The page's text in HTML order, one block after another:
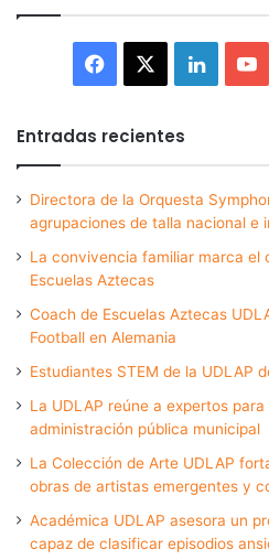
Facebook
Entradas recientes
Directora de la Orquesta
agrupaciones de talla nacional e
La convivencia familiar marca el
Escuelas Aztecas
Coach de Escuelas Aztecas
Football en Alemania
Estudiantes STEM de la UDLAP
La UDLAP reúne a expertos
administración pública municipal
La Colección de Arte UDLAP
obras de artistas emergentes y
Académica UDLAP asesora un
capaz de clasificar episodios